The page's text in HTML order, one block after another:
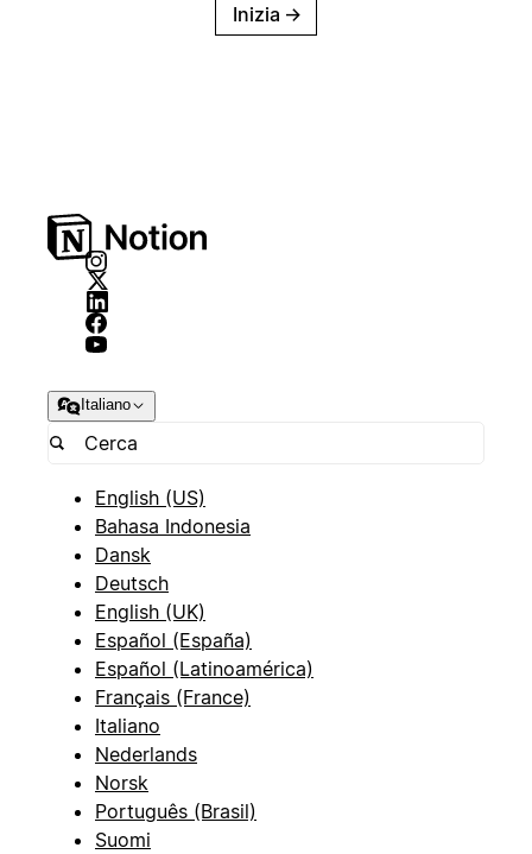
Inizia →
Italiano
English (US)
Bahasa Indonesia
Dansk
Deutsch
English (UK)
Español (España)
Español (Latinoamérica)
Français (France)
Italiano
Nederlands
Norsk
Português (Brasil)
Suomi